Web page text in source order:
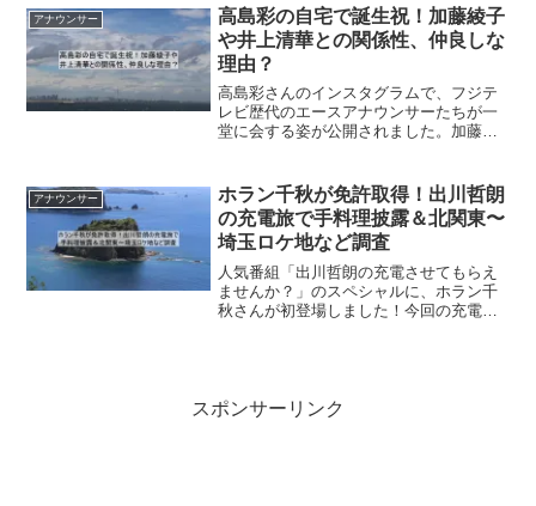
な皆藤愛子さんについてネットでは、
「結婚しているの？」「旦那...
アナウンサー
高島彩の自宅で誕生祝！加藤綾子
や井上清華との関係性、仲良しな
理由？
高島彩さんのインスタグラムで、フジテ
レビ歴代のエースアナウンサーたちが一
堂に会する姿が公開されました。加藤綾
に注目が集まっています。加藤さんと井
上さんは偶然にも同じ誕生...
アナウンサー
ホラン千秋が免許取得！出川哲朗
の充電旅で手料理披露＆北関東〜
埼玉ロケ地など調査
人気番組「出川哲朗の充電させてもらえ
ませんか？」のスペシャルに、ホラン千
秋さんが初登場しました！今回の充電旅
スポンサーリンク